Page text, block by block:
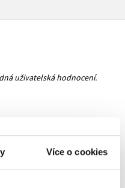
Více o cookies
uživatelská hodnocení.